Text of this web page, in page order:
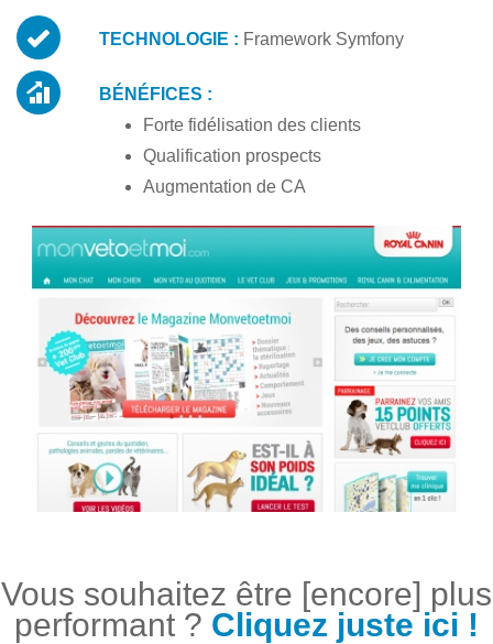
TECHNOLOGIE : Framework Symfony
BÉNÉFICES :
Forte fidélisation des clients
Qualification prospects
Augmentation de CA
Vous souhaitez être [encore] plus
performant ? Cliquez juste ici !